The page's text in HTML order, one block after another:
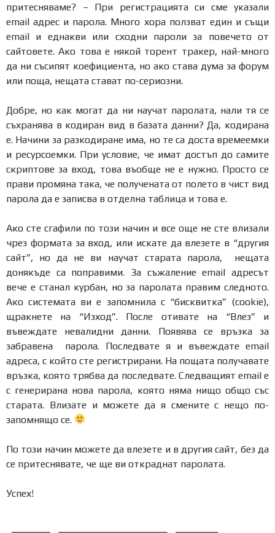
притесняваме? – При регистрацията си сме указали
email адрес и парола. Много хора ползват един и същи
email и еднакви или сходни пароли за повечето от
сайтовете. Ако това е някой торент тракер, най-много
да ни съсипят коефициента, но ако става дума за форум
или поща, нещата стават по-сериозни.
Добре, но как могат да ни научат паролата, нали тя се
съхранява в кодиран вид в базата данни? Да, кодирана
е. Начини за разкодиране има, но те са доста времеемки
и ресурсоемки. При условие, че имат достъп до самите
скриптове за вход, това въобще не е нужно. Просто се
прави промяна така, че получената от полето в чист вид
парола да е записва в отделна таблица и това е.
Ако сте сгафили по този начин и все още не сте влизали
чрез формата за вход, или искате да влезете в “другия
сайт”, но да не ви научат старата парола, нещата
донякъде са поправими. За съжаление email адресът
вече е станал курбан, но за паролата правим следното.
Ако системата ви е запомнила с “бисквитка” (cookie),
щракнете на “Изход”. После отивате на “Влез” и
въвеждате невалидни данни. Появява се връзка за
забравена парола. Последвате я и въвеждате email
адреса, с който сте регистрирани. На пощата получавате
връзка, която трябва да последвате. Следващият email е
с генерирана нова парола, която няма нищо общо със
старата. Влизате и можете да я смените с нещо по-
запомнящо се.
По този начин можете да влезете и в другия сайт, без да
се притеснявате, че ще ви откраднат паролата.
Успех!